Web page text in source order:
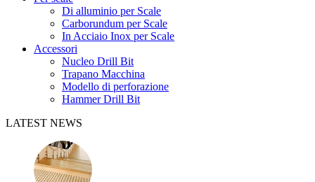
Di alluminio per Scale
Carborundum per Scale
In Acciaio Inox per Scale
Accessori
Nucleo Drill Bit
Trapano Macchina
Modello di perforazione
Hammer Drill Bit
LATEST NEWS